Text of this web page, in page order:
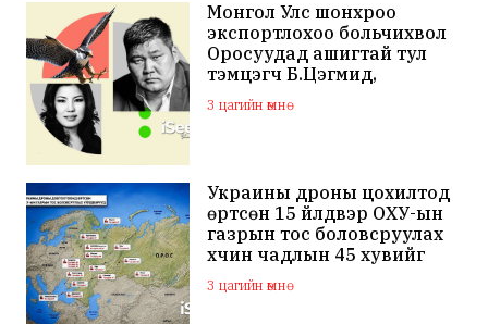
Монгол Улс шонхроо
экспортлохоо больчихвол
Оросуудад ашигтай тул
тэмцэгч Б.Цэгмид,
Н.Эрдэнэ зэрэг хүмүүсийг
санхүүжүүлдэг байж магадгүй
3 цагийн өмнө
Украины дроны цохилтод
өртсөн 15 үйлдвэр ОХУ-ын
газрын тос боловсруулах
хүчин чадлын 45 хувийг
бүрдүүлдэг байжээ
3 цагийн өмнө